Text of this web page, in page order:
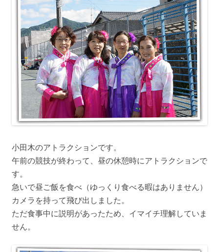
小田木のアトラクションです。
午前の競技が終わって、昼の休憩時にアトラクションで
す。
急いで昼ご飯を食べ（ゆっくり食べる暇はありません）
カメラを持って飛び出しました。
ただ食事中に説明があったため、イマイチ理解していま
せん。